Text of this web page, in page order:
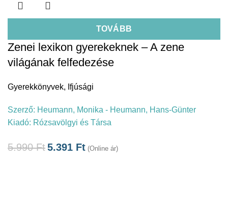
TOVÁBB
Zenei lexikon gyerekeknek – A zene
világának felfedezése
Gyerekkönyvek, Ifjúsági
Szerző: Heumann, Monika - Heumann, Hans-Günter
Kiadó: Rózsavölgyi és Társa
5.990Ft5.391 Ft (Online ár)